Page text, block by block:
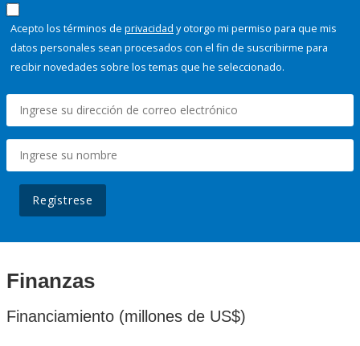
Acepto los términos de privacidad y otorgo mi permiso para que mis
datos personales sean procesados con el fin de suscribirme para
recibir novedades sobre los temas que he seleccionado.
Regístrese
Finanzas
Financiamiento (millones de US$)